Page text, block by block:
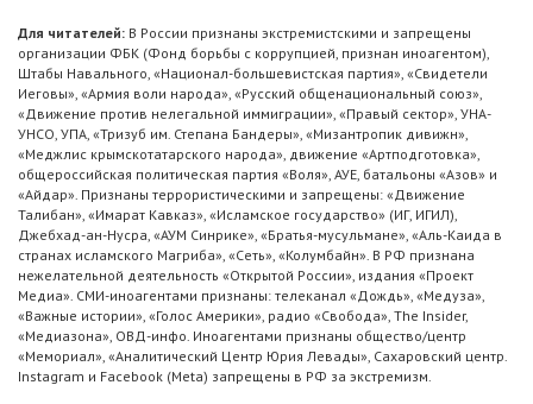
Для читателей: В России признаны экстремистскими и запрещены
организации ФБК (Фонд борьбы с коррупцией, признан иноагентом),
Штабы Навального, «Национал-большевистская партия», «Свидетели
Иеговы», «Армия воли народа», «Русский общенациональный союз»,
«Движение против нелегальной иммиграции», «Правый сектор», УНА-
УНСО, УПА, «Тризуб им. Степана Бандеры», «Мизантропик дивижн»,
«Меджлис крымскотатарского народа», движение «Артподготовка»,
общероссийская политическая партия «Воля», АУЕ, батальоны «Азов» и
«Айдар». Признаны террористическими и запрещены: «Движение
Талибан», «Имарат Кавказ», «Исламское государство» (ИГ, ИГИЛ),
Джебхад-ан-Нусра, «АУМ Синрике», «Братья-мусульмане», «Аль-Каида в
странах исламского Магриба», «Сеть», «Колумбайн». В РФ признана
нежелательной деятельность «Открытой России», издания «Проект
Медиа». СМИ-иноагентами признаны: телеканал «Дождь», «Медуза»,
«Важные истории», «Голос Америки», радио «Свобода», The Insider,
«Медиазона», ОВД-инфо. Иноагентами признаны общество/центр
«Мемориал», «Аналитический Центр Юрия Левады», Сахаровский центр.
Instagram и Facebook (Metа) запрещены в РФ за экстремизм.